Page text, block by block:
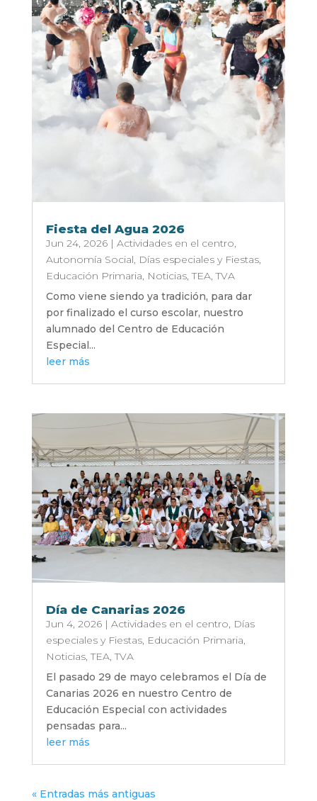
Fiesta del Agua 2026
Jun 24, 2026| Actividades en el centro,
Autonomía Social, Días especiales y Fiestas,
Educación Primaria, Noticias,TEA,TVA
Como viene siendo ya tradición, para dar
por finalizado el curso escolar, nuestro
alumnado del Centro de Educación
Especial...
leer más
Día de Canarias 2026
Jun 4, 2026| Actividades en el centro Días
especiales y Fiestas, Educación Primaria
Noticias,TEA ,TVA
El pasado 29 de mayo celebramos el Día de
Canarias 2026 en nuestro Centro de
Educación Especial con actividades
pensadas para...
leer más
« Entradas más antiguas